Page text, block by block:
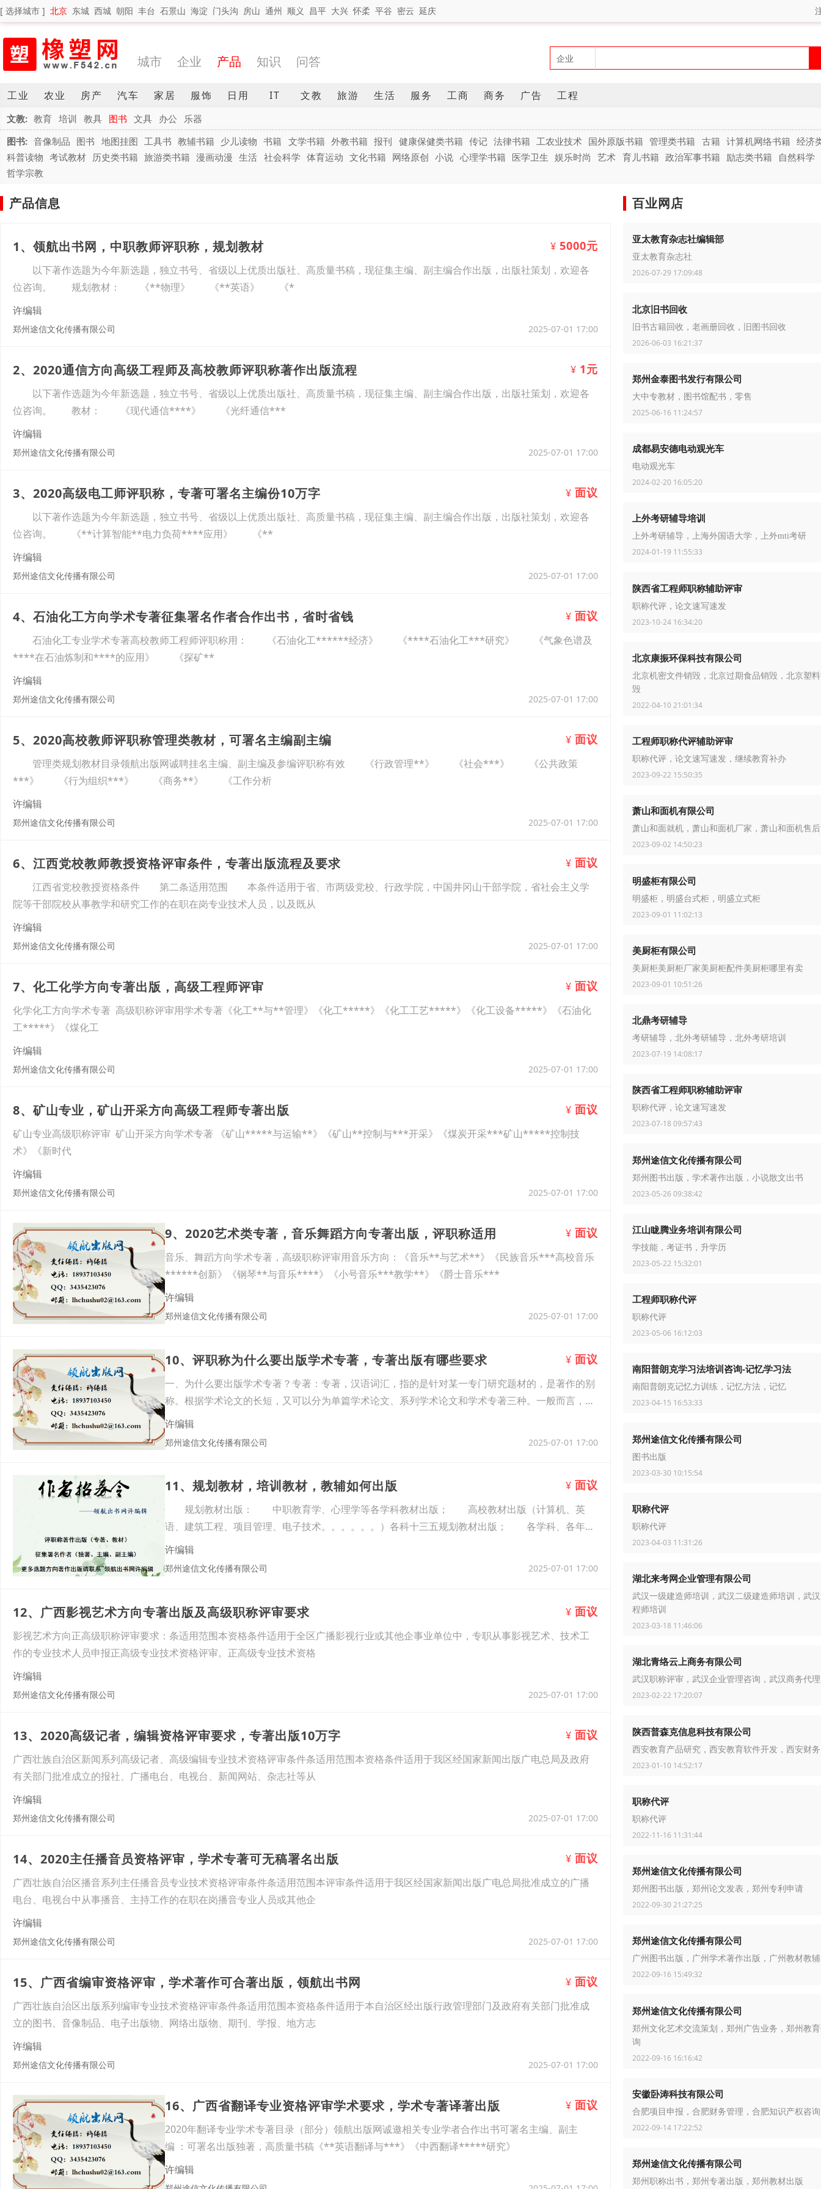
[ 选择城市 ] 北京 东城 西城 朝阳 丰台 石景山 海淀 门头沟 房山 通州 顺义 昌平 大兴 怀柔 平谷 密云 延庆
城市 企业 产品 知识 问答
工业 农业 房产 汽车 家居 服饰 日用 IT 文教 旅游 生活 服务 工商 商务 广告 工程
文教: 教育 培训 教具 图书 文具 办公
乐器
图书: 音像制品 图书 地图挂图 工具书 教辅书籍 少儿读物 书籍 文学书籍 外教书籍 报刊 健康保健类书籍 传记 法律书籍 工农业技术 国外原版书籍 管理类书籍 古籍 计算机网络书籍 经济
科普读物 考试教材 历史类书籍 旅游类书籍 漫画动漫 生活 社会科学 体育运动 文化书籍 网络原创 小说 心理学书籍 医学卫生 娱乐时尚 艺术 育儿书籍 政治军事书籍 励志类书籍
自然科学
哲学宗教
产品信息
1、领航出书网，中职教师评职称，规划教材 ¥ 5000元
以下著作选题为今年新选题，独立书号、省级以上优质出版社、高质量书稿，现征集主编、副主编合作出版，出版社策划，欢迎各
位咨询。 规划教材： 《**物理》 《**英语》 《*
许编辑
郑州途信文化传播有限公司 2025-07-01 17:00
2、2020通信方向高级工程师及高校教师评职称著作出版流程 ¥ 1元
以下著作选题为今年新选题，独立书号、省级以上优质出版社、高质量书稿，现征集主编、副主编合作出版，出版社策划，欢迎各
位咨询。 教材： 《现代通信****》 《光纤通信***
许编辑
郑州途信文化传播有限公司 2025-07-01 17:00
3、2020高级电工师评职称，专著可署名主编份10万字 ¥ 面议
以下著作选题为今年新选题，独立书号、省级以上优质出版社、高质量书稿，现征集主编、副主编合作出版，出版社策划，欢迎各
位咨询。 《**计算智能**电力负荷****应用》 《**
许编辑
郑州途信文化传播有限公司 2025-07-01 17:00
4、石油化工方向学术专著征集署名作者合作出书，省时省钱 ¥ 面议
石油化工专业学术专著高校教师工程师评职称用： 《石油化工******经济》 《****石油化工***研究》 《气象色谱及
****在石油炼制和****的应用》 《探矿**
许编辑
郑州途信文化传播有限公司 2025-07-01 17:00
5、2020高校教师评职称管理类教材，可署名主编副主编 ¥ 面议
管理类规划教材目录领航出版网诚聘挂名主编、副主编及参编评职称有效 《行政管理**》 《社会***》 《公共政策
***》 《行为组织***》 《商务**》 《工作分析
许编辑
郑州途信文化传播有限公司 2025-07-01 17:00
6、江西党校教师教授资格评审条件，专著出版流程及要求 ¥ 面议
江西省党校教授资格条件 第二条适用范围 本条件适用于省、市两级党校、行政学院，中国井冈山干部学院，省社会主义学
院等干部院校从事教学和研究工作的在职在岗专业技术人员，以及既从
许编辑
郑州途信文化传播有限公司 2025-07-01 17:00
7、化工化学方向专著出版，高级工程师评审 ¥ 面议
化学化工方向学术专著 高级职称评审用学术专著《化工**与**管理》《化工*****》《化工工艺*****》《化工设备*****》《石油化
工*****》《煤化工
许编辑
郑州途信文化传播有限公司 2025-07-01 17:00
8、矿山专业，矿山开采方向高级工程师专著出版 ¥ 面议
矿山专业高级职称评审 矿山开采方向学术专著 《矿山*****与运输**》《矿山**控制与***开采》《煤炭开采***矿山*****控制技
术》《新时代
许编辑
郑州途信文化传播有限公司 2025-07-01 17:00
9、2020艺术类专著，音乐舞蹈方向专著出版，评职称适用 ¥ 面议
音乐、舞蹈方向学术专著，高级职称评审用音乐方向：《音乐**与艺术**》《民族音乐***高校音乐
******创新》《钢琴**与音乐****》《小号音乐***教学**》《爵士音乐***
许编辑
郑州途信文化传播有限公司 2025-07-01 17:00
10、评职称为什么要出版学术专著，专著出版有哪些要求 ¥ 面议
一、为什么要出版学术专著？专著：专著，汉语词汇，指的是针对某一专门研究题材的，是著作的别
称。根据学术论文的长短，又可以分为单篇学术论文、系列学术论文和学术专著三种。一般而言，超
过4
许编辑
郑州途信文化传播有限公司 2025-07-01 17:00
11、规划教材，培训教材，教辅如何出版 ¥ 面议
规划教材出版： 中职教育学、心理学等各学科教材出版； 高校教材出版（计算机、英
语、建筑工程、项目管理、电子技术。。。。。。）各科十三五规划教材出版； 各学科、各年级
规划教
许编辑
郑州途信文化传播有限公司 2025-07-01 17:00
12、广西影视艺术方向专著出版及高级职称评审要求 ¥ 面议
影视艺术方向正高级职称评审要求：条适用范围本资格条件适用于全区广播影视行业或其他企事业单位中，专职从事影视艺术、技术工
作的专业技术人员申报正高级专业技术资格评审。正高级专业技术资格
许编辑
郑州途信文化传播有限公司 2025-07-01 17:00
13、2020高级记者，编辑资格评审要求，专著出版10万字 ¥ 面议
广西壮族自治区新闻系列高级记者、高级编辑专业技术资格评审条件条适用范围本资格条件适用于我区经国家新闻出版广电总局及政府
有关部门批准成立的报社、广播电台、电视台、新闻网站、杂志社等从
许编辑
郑州途信文化传播有限公司 2025-07-01 17:00
14、2020主任播音员资格评审，学术专著可无稿署名出版 ¥ 面议
广西壮族自治区播音系列主任播音员专业技术资格评审条件条适用范围本评审条件适用于我区经国家新闻出版广电总局批准成立的广播
电台、电视台中从事播音、主持工作的在职在岗播音专业人员或其他企
许编辑
郑州途信文化传播有限公司 2025-07-01 17:00
15、广西省编审资格评审，学术著作可合著出版，领航出书网 ¥ 面议
广西壮族自治区出版系列编审专业技术资格评审条件条适用范围本资格条件适用于本自治区经出版行政管理部门及政府有关部门批准成
立的图书、音像制品、电子出版物、网络出版物、期刊、学报、地方志
许编辑
郑州途信文化传播有限公司 2025-07-01 17:00
16、广西省翻译专业资格评审学术要求，学术专著译著出版 ¥ 面议
2020年翻译专业学术专著目录（部分）领航出版网诚邀相关专业学者合作出书可署名主编、副主
编 ：可署名出版独著，高质量书稿《**英语翻译与***》《中西翻译*****研究》
许编辑
百业网店
亚太教育杂志社编辑部
亚太教育杂志社
2026-07-29 17:09:48
北京旧书回收
旧书古籍回收，老画册回收，旧图书回收
2026-06-03 16:21:37
郑州金泰图书发行有限公司
大中专教材，图书馆配书，零售
2025-06-16 11:24:57
成都易安德电动观光车
电动观光车
2024-02-20 16:05:20
上外考研辅导培训
上外考研辅导，上海外国语大学，上外mti考研
2024-01-19 11:55:33
陕西省工程师职称辅助评审
职称代评，论文速写速发
2023-10-24 16:34:20
北京康振环保科技有限公司
北京机密文件销毁，北京过期食品销毁，北京塑
毁
2022-04-10 21:01:34
工程师职称代评辅助评审
职称代评，论文速写速发，继续教育补办
2023-09-22 15:50:35
萧山和面机有限公司
萧山和面就机，萧山和面机厂家，萧山和面机售后
2023-09-02 14:50:23
明盛柜有限公司
明盛柜，明盛台式柜，明盛立式柜
2023-09-01 11:02:13
美厨柜有限公司
美厨柜美厨柜厂家美厨柜配件美厨柜哪里有卖
2023-09-01 10:51:26
北鼎考研辅导
考研辅导，北外考研辅导，北外考研培训
2023-07-19 14:08:17
陕西省工程师职称辅助评审
职称代评，论文速写速发
2023-07-18 09:57:43
郑州途信文化传播有限公司
郑州图书出版，学术著作出版，小说散文出书
2023-05-26 09:38:42
江山眬腾业务培训有限公司
学技能，考证书，升学历
2023-05-22 15:32:01
工程师职称代评
职称代评
2023-05-06 16:12:03
南阳普朗克学习法培训咨询-记忆学习法
南阳普朗克记忆力训练，记忆方法，记忆
2023-04-15 16:53:33
郑州途信文化传播有限公司
图书出版
2023-03-30 10:15:54
职称代评
职称代评
2023-04-03 11:31:26
湖北来考网企业管理有限公司
武汉一级建造师培训，武汉二级建造师培训，武
程师培训
2023-03-18 11:46:06
湖北青络云上商务有限公司
武汉职称评审，武汉企业管理咨询，武汉商务代理
2023-02-22 17:20:07
陕西普森克信息科技有限公司
西安教育产品研究，西安教育软件开发，西安财
2023-01-10 14:52:17
职称代评
职称代评
2022-11-16 11:31:44
郑州途信文化传播有限公司
郑州图书出版，郑州论文发表，郑州专利申请
2022-09-30 21:27:25
郑州途信文化传播有限公司
广州图书出版，广州学术著作出版，广州教材教
2022-09-16 15:49:32
郑州途信文化传播有限公司
郑州文化艺术交流策划，郑州广告业务，郑州教
询
2022-09-16 16:16:42
安徽卧涛科技有限公司
合肥项目申报，合肥财务管理，合肥知识产权咨询
2022-09-14 17:22:52
郑州途信文化传播有限公司
郑州职称出书，郑州专著出版，郑州教材出版